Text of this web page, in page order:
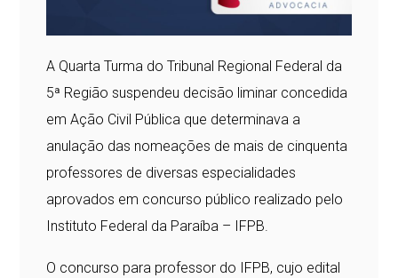
A Quarta Turma do Tribunal Regional Federal da
5ª Região suspendeu decisão liminar concedida
em Ação Civil Pública que determinava a
anulação das nomeações de mais de cinquenta
professores de diversas especialidades
aprovados em concurso público realizado pelo
Instituto Federal da Paraíba – IFPB.
O concurso para professor do IFPB, cujo edital